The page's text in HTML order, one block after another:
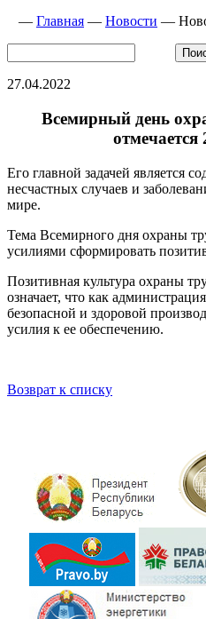
— Главная — Новости —
27.04.2022
Всемирный день
отмечается
Его главной задачей является
несчастных случаев и
мире.
Тема Всемирного дня охраны
усилиями сформировать
Позитивная культура охраны
означает, что как
безопасной и здоровой
усилия к ее обеспечению.
Возврат к списку